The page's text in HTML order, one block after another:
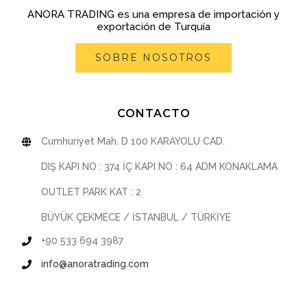
ANORA TRADING es una empresa de importación y
exportación de Turquía
SOBRE NOSOTROS
CONTACTO
Cumhuriyet Mah. D 100 KARAYOLU CAD.
DIŞ KAPI NO : 374 İÇ KAPI NO : 64 ADM KONAKLAMA
OUTLET PARK KAT : 2
BÜYÜK ÇEKMECE / İSTANBUL / TÜRKİYE
+90 533 694 3987
info@anoratrading.com